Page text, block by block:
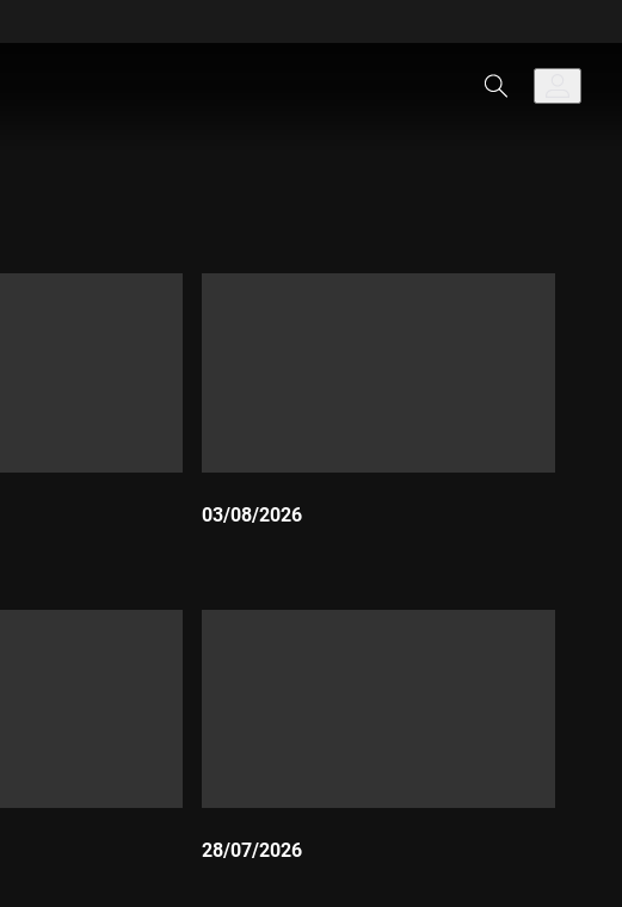
03/08/2026
28/07/2026